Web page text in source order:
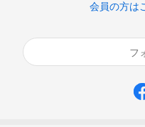
会員の方は
フ